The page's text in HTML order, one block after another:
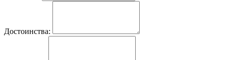
Достоинства: